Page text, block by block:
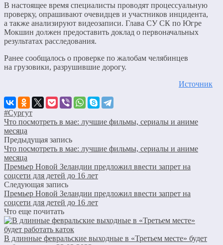
В настоящее время специалисты проводят процессуальную
проверку, опрашивают очевидцев и участников инцидента,
а также анализируют видеозаписи. Глава СУ СК по Югре
Мокшин должен предоставить доклад о первоначальных
результатах расследования.
Ранее сообщалось о проверке по жалобам челябинцев
на грузовики, разрушившие дорогу.
Источник
#Сургут
Что посмотреть в мае: лучшие фильмы, сериалы и аниме
месяца
Предыдущая запись
Что посмотреть в мае: лучшие фильмы, сериалы и аниме
месяца
Премьер Новой Зеландии предложил ввести запрет на
соцсети для детей до 16 лет
Следующая запись
Премьер Новой Зеландии предложил ввести запрет на
соцсети для детей до 16 лет
Что еще почитать
В длинные февральские выходные в «Третьем месте» будет